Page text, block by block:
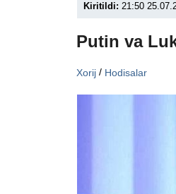
Kiritildi: 21:50
Putin va
Xorij / Hodisalar